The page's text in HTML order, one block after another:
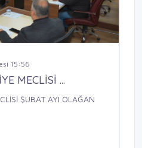
15:56
MECLİSİ ...
ŞUBAT AYI OLAĞAN